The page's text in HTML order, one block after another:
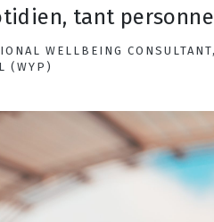
tant
WELLBEING
(WYP)